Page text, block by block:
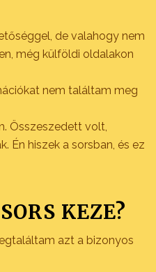
de valahogy nem
még külföldi oldalakon
nem találtam meg
Összeszedett volt,
Én hiszek a sorsban, és ez
KEZE?
azt a bizonyos